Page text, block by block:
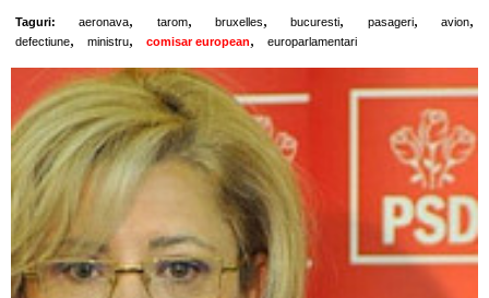
Taguri: aeronava, tarom, bruxelles, bucuresti, pasageri, avion,
defectiune, ministru, comisar european, europarlamentari